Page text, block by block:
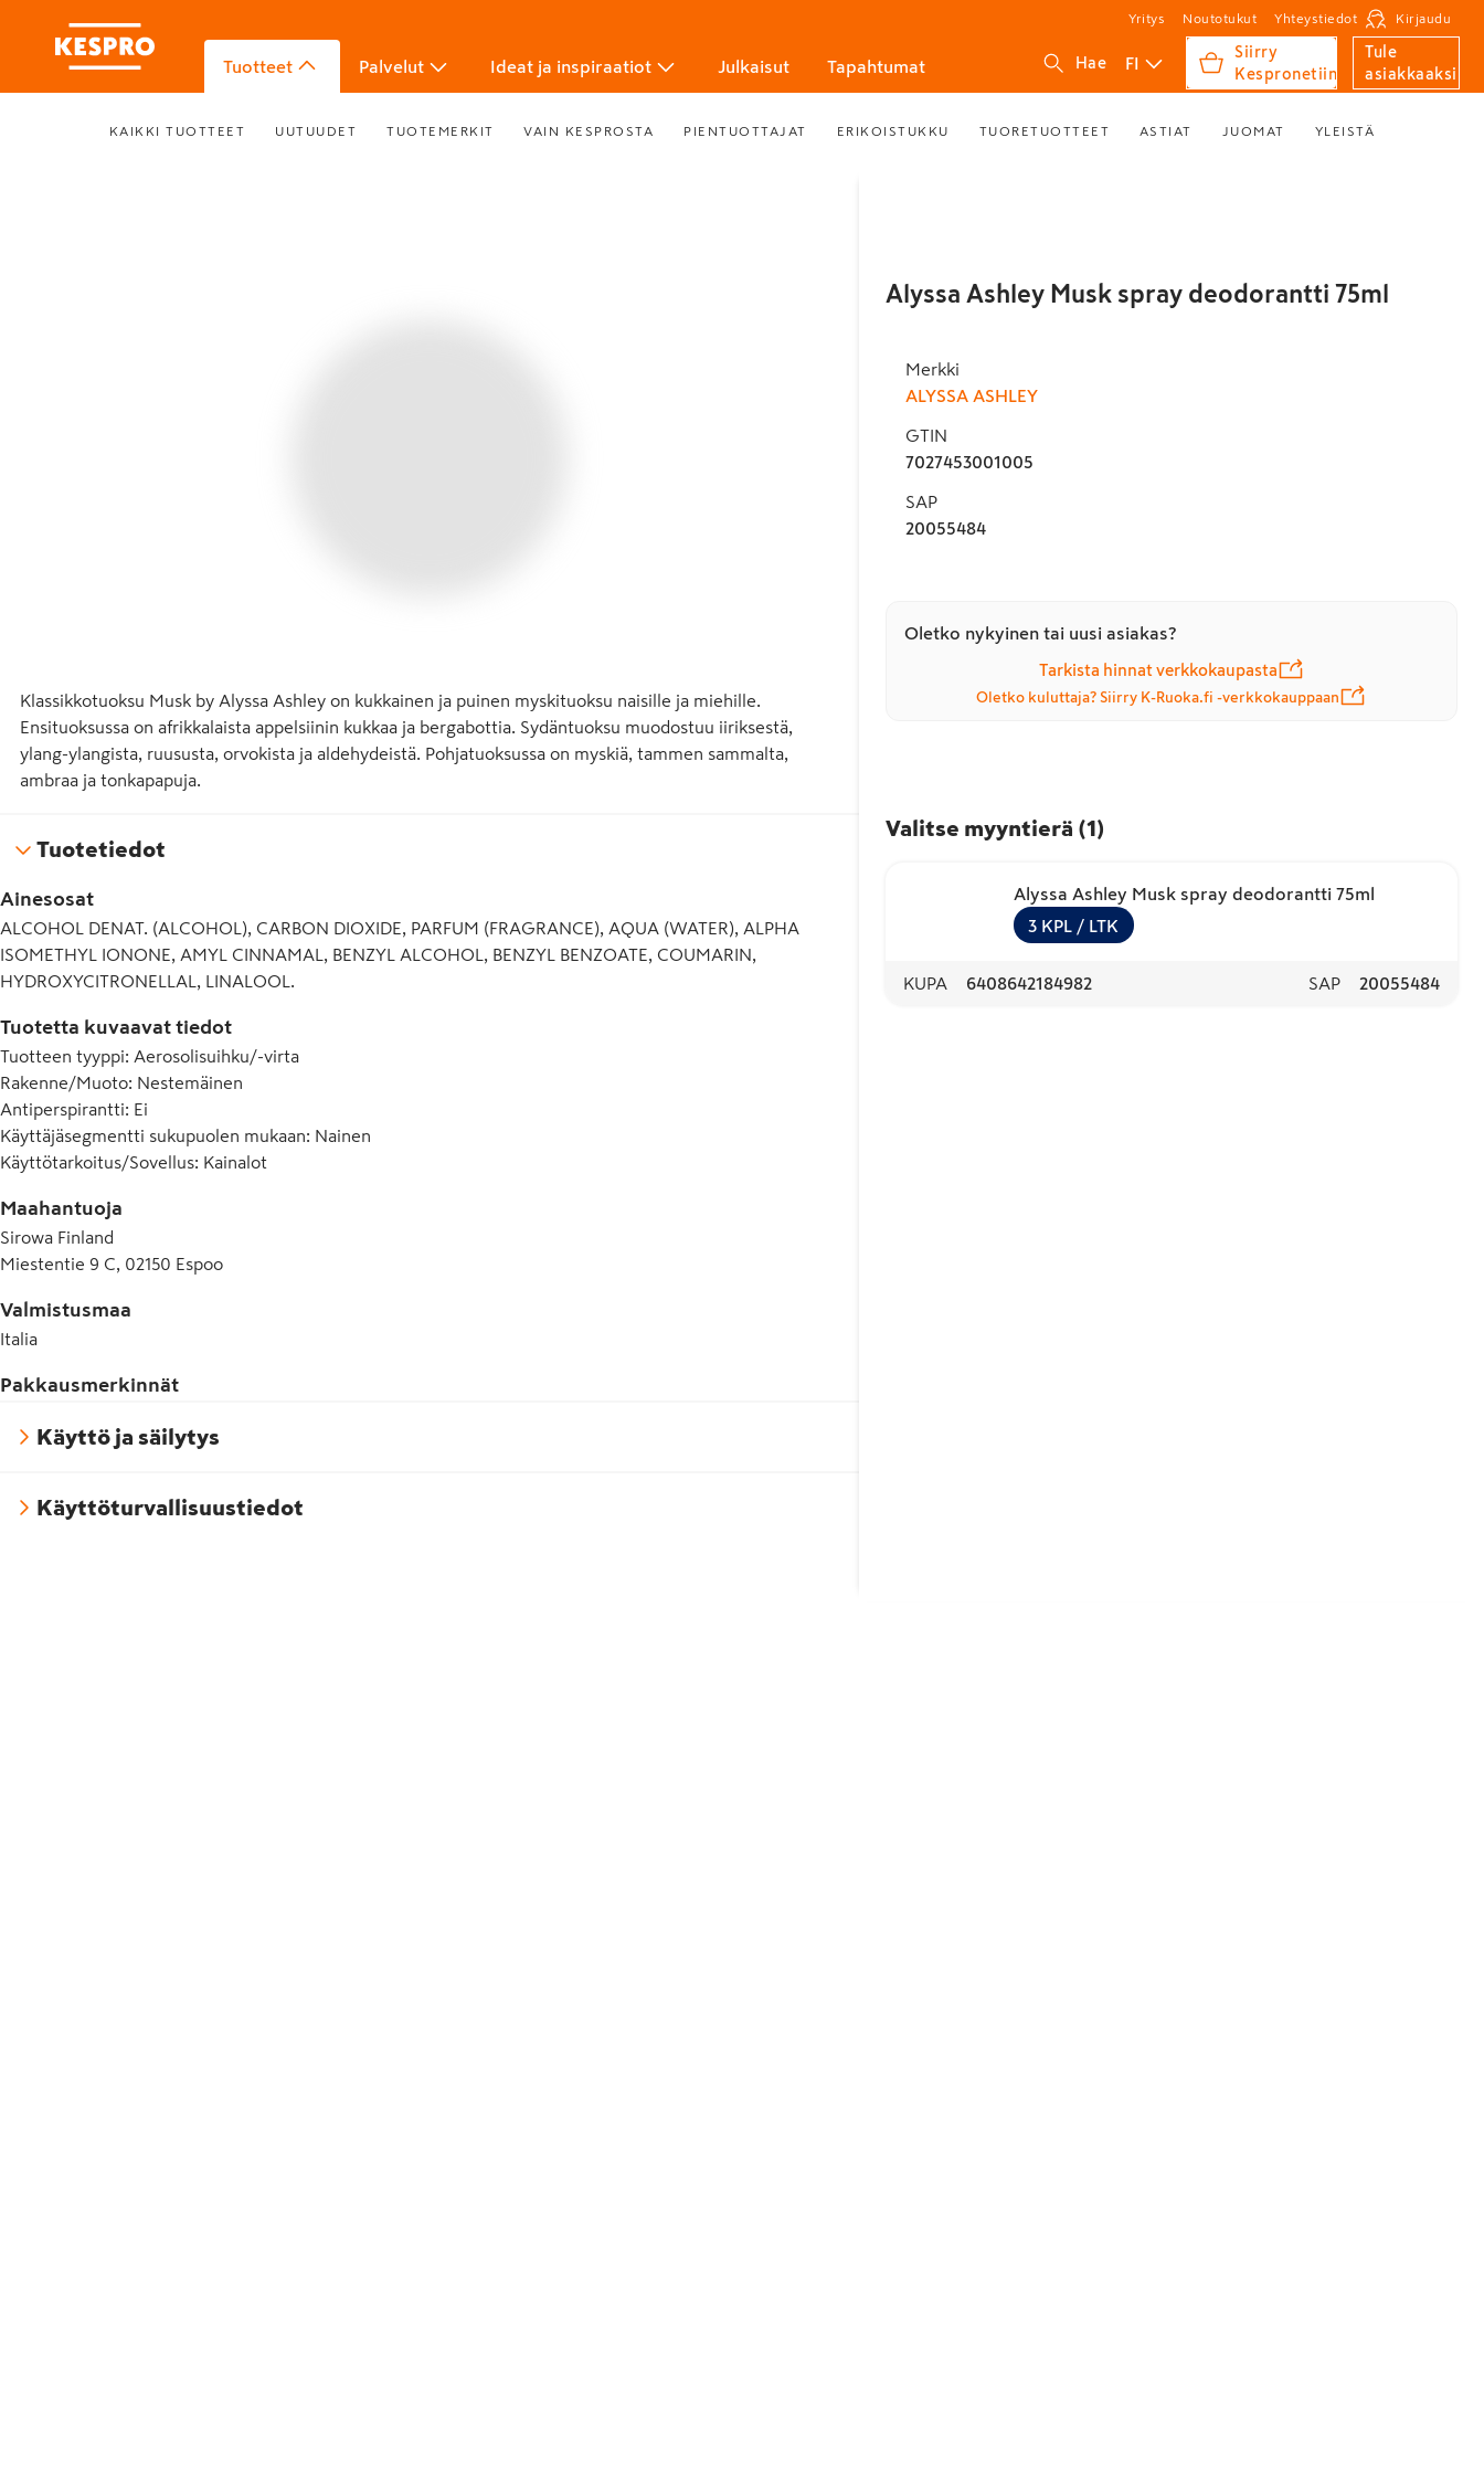
Yritys Noutotukut Yhteystiedot Kirjaudu
Tuotteet Palvelut Ideat ja inspiraatiot Julkaisut Tapahtumat Hae FI
Siirry
Kespronetiin
Tule
asiakkaaksi
KAIKKI TUOTTEET UUTUUDET TUOTEMERKIT VAIN KESPROSTA PIENTUOTTAJAT ERIKOISTUKKU TUORETUOTTEET ASTIAT JUOMAT YLEISTÄ
Klassikkotuoksu Musk by Alyssa Ashley on kukkainen ja puinen myskituoksu naisille ja miehille.
Ensituoksussa on afrikkalaista appelsiinin kukkaa ja bergabottia. Sydäntuoksu muodostuu iiriksestä,
ylang-ylangista, ruususta, orvokista ja aldehydeistä. Pohjatuoksussa on myskiä, tammen sammalta,
ambraa ja tonkapapuja.
Tuotetiedot
Ainesosat
ALCOHOL DENAT. (ALCOHOL), CARBON DIOXIDE, PARFUM (FRAGRANCE), AQUA (WATER), ALPHA
ISOMETHYL IONONE, AMYL CINNAMAL, BENZYL ALCOHOL, BENZYL BENZOATE, COUMARIN,
HYDROXYCITRONELLAL, LINALOOL.
Tuotetta kuvaavat tiedot
Tuotteen tyyppi: Aerosolisuihku/-virta
Rakenne/Muoto: Nestemäinen
Antiperspirantti: Ei
Käyttäjäsegmentti sukupuolen mukaan: Nainen
Käyttötarkoitus/Sovellus: Kainalot
Maahantuoja
Sirowa Finland
Miestentie 9 C, 02150 Espoo
Valmistusmaa
Italia
Pakkausmerkinnät
Käyttö ja säilytys
Käyttöturvallisuustiedot
Alyssa Ashley Musk spray deodorantti 75ml
Merkki
ALYSSA ASHLEY
GTIN
7027453001005
SAP
20055484
Oletko nykyinen tai uusi asiakas?
Tarkista hinnat verkkokaupasta
Oletko kuluttaja? Siirry K-Ruoka.fi -verkkokauppaan
Valitse myyntierä (1 )
Alyssa Ashley Musk spray deodorantti 75ml
3 KPL / LTK
KUPA 6408642184982 SAP 20055484